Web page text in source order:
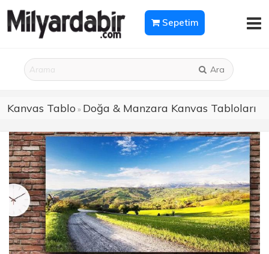
Sepetim
Ara
Kanvas Tablo» Doğa & Manzara Kanvas Tabloları